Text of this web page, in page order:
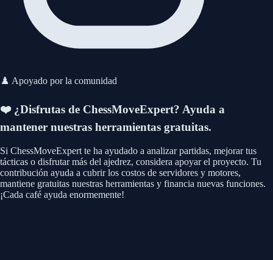
♟️ Apoyado por la comunidad
❤️ ¿Disfrutas de ChessMoveExpert? Ayuda a
mantener nuestras herramientas gratuitas.
Si ChessMoveExpert te ha ayudado a analizar partidas, mejorar tus
tácticas o disfrutar más del ajedrez, considera apoyar el proyecto. Tu
contribución ayuda a cubrir los costos de servidores y motores,
mantiene gratuitas nuestras herramientas y financia nuevas funciones.
¡Cada café ayuda enormemente!